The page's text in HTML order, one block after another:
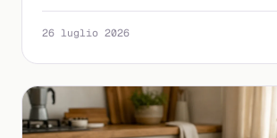
quota fissa 9 €/mese. Ecco a chi conviene
26 luglio 2026